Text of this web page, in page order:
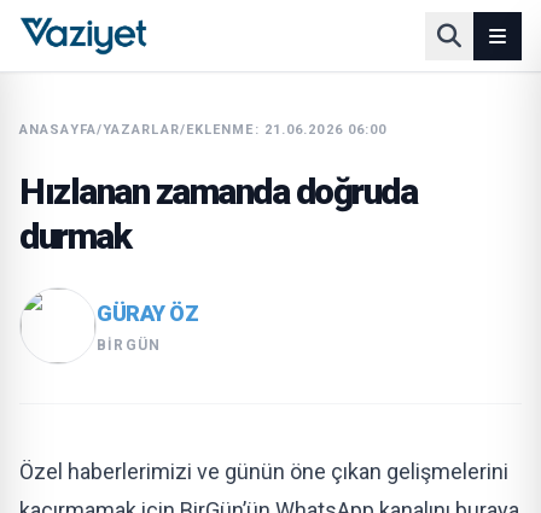
ANASAYFA/YAZARLAR/EKLENME: 21.06.2026 06:00
Hızlanan zamanda doğruda
durmak
GÜRAY ÖZ
BIRGÜN
Özel haberlerimizi ve günün öne çıkan gelişmelerini